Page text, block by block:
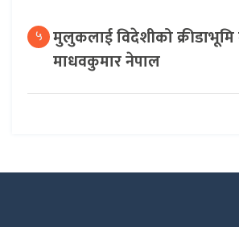
५ मुलुकलाई विदेशीको क्रीडाभूमि
माधवकुमार नेपाल